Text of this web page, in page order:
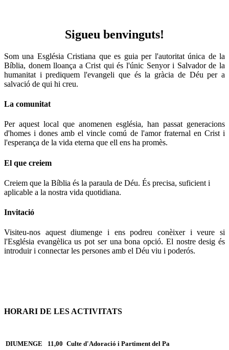
Sigueu benvinguts!
Som una Església Cristiana que es guia per l'autoritat única de la
Bíblia, donem lloança a Crist qui és l'únic Senyor i Salvador de la
humanitat i prediquem l'evangeli que és la gràcia de Déu per a
salvació de qui hi creu.
La comunitat
Per aquest local que anomenen església, han passat generacions
d'homes i dones amb el vincle comú de l'amor fraternal en Crist i
l'esperança de la vida eterna que ell ens ha promès.
El que creiem
Creiem que la Bíblia és la paraula de Déu. És precisa, suficient i
aplicable a la nostra vida quotidiana.
Invitació
Visiteu-nos aquest diumenge i ens podreu conèixer i veure si
l'Església evangèlica us pot ser una bona opció. El nostre desig és
introduir i connectar les persones amb el Déu viu i poderós.
HORARI DE LES ACTIVITATS
DIUMENGE 11,00 Culte d'Adoració i Partiment del Pa